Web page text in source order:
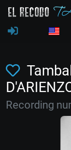
Recording